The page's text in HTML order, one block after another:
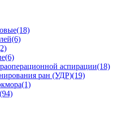
(18)
(6)
(6)
аспирации(18)
ран (УДР)(19)
(1)
(94)